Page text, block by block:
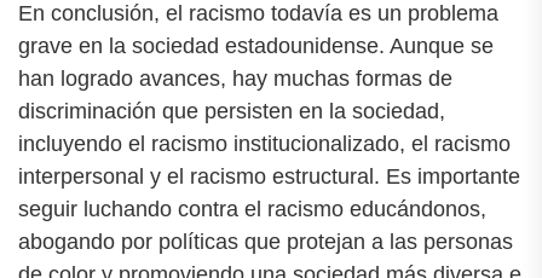
En conclusión, el racismo todavía es un problema
grave en la sociedad estadounidense. Aunque se
han logrado avances, hay muchas formas de
discriminación que persisten en la sociedad,
incluyendo el racismo institucionalizado, el racismo
interpersonal y el racismo estructural. Es importante
seguir luchando contra el racismo educándonos,
abogando por políticas que protejan a las personas